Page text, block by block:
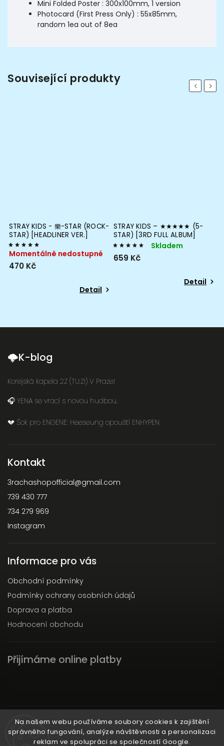
Na našem webu používáme soubory cookies k zajištění
správného fungování, analýze návštěvnosti a personalizaci
reklam ve spolupráci se společností Google.
Mini Folded Poster : 300x100mm, 1 version
Photocard (First Press Only) : 55x85mm,
random 1ea out of 8ea
Související produkty Previous
STRAY KIDS - 樂-STAR (ROCK-
STAR) [HEADLINER VER.]
ALBUM
Momentálně nedostupné
470 Kč
Detail
STRAY KIDS – ★★★★★ (5-
STAR) [3RD FULL ALBUM]
Skladem
659 Kč
Detail
Next
🌩K-blog
Korejská kapela 2Z (TU:ZI) V Praze!
🎧 YENA se vrací s novou hudbou.
💔 Šok pro ENGENE: Heeseung opouští ENHYPEN
Kontakt
3rachashopofficial@gmail.com
739 430 777
734 279 969
Instagram
Informace pro vás
Obchodní podmínky
Podmínky ochrany osobních údajů
Doprava a platba
Hodnocení obchodu
Přijímáme online platby
Instagram